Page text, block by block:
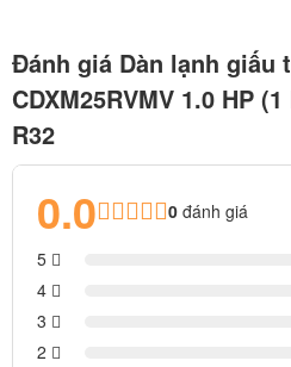
Đánh giá Dàn lạnh giấu
CDXM25RVMV 1.0 HP
R32
0.0 0 đánh giá
5
4
3
2